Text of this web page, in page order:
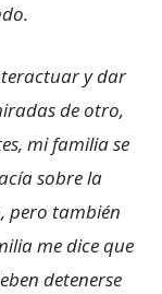
y dar
de otro,
mi familia se
sobre la
pero también
me dice que
detenerse